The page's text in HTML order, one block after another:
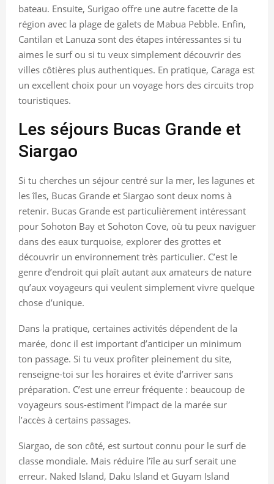
bateau. Ensuite, Surigao offre une autre facette de la
région avec la plage de galets de Mabua Pebble. Enfin,
Cantilan et Lanuza sont des étapes intéressantes si tu
aimes le surf ou si tu veux simplement découvrir des
villes côtières plus authentiques. En pratique, Caraga est
un excellent choix pour un voyage hors des circuits trop
touristiques.
Les séjours Bucas Grande et
Siargao
Si tu cherches un séjour centré sur la mer, les lagunes et
les îles, Bucas Grande et Siargao sont deux noms à
retenir. Bucas Grande est particulièrement intéressant
pour Sohoton Bay et Sohoton Cove, où tu peux naviguer
dans des eaux turquoise, explorer des grottes et
découvrir un environnement très particulier. C’est le
genre d’endroit qui plaît autant aux amateurs de nature
qu’aux voyageurs qui veulent simplement vivre quelque
chose d’unique.
Dans la pratique, certaines activités dépendent de la
marée, donc il est important d’anticiper un minimum
ton passage. Si tu veux profiter pleinement du site,
renseigne-toi sur les horaires et évite d’arriver sans
préparation. C’est une erreur fréquente : beaucoup de
voyageurs sous-estiment l’impact de la marée sur
l’accès à certains passages.
Siargao, de son côté, est surtout connu pour le surf de
classe mondiale. Mais réduire l’île au surf serait une
erreur. Naked Island, Daku Island et Guyam Island